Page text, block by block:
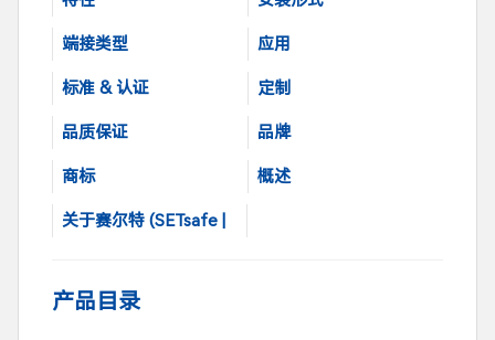
端接类型 应用
标准 & 认证 定制
品质保证 品牌
商标 概述
关于赛尔特 (SETsafe |
产品目录